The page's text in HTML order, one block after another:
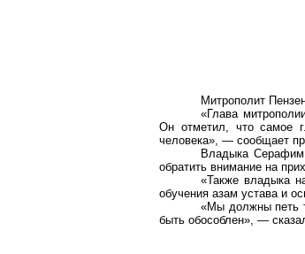
Митрополит
«Глава
Он отметил, что самое
человека», — сообщает
Владыка Серафим
обратить внимание на
«Также владыка
обучения азам устава и
«Мы должны петь
быть обособлен», —